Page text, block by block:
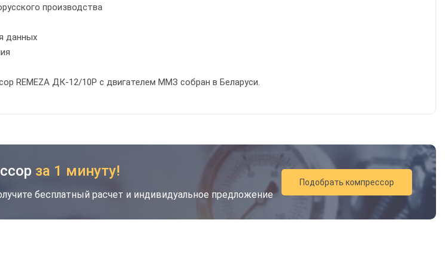
производства
данных
REMEZA ДК-12/10Р с двигателем ММЗ собран в Беларуси.
за 1 минуту!
бесплатный расчет и индивидуальное предложение
Подобрать компрессор